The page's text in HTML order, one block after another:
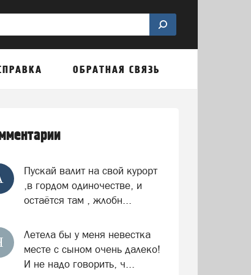
ОБРАТНАЯ СВЯЗЬ
Пускай валит на свой курорт
,в гордом одиночестве, и
остаётся там , жлобн...
Летела бы у меня невестка
месте с сыном очень далеко!
И не надо говорить, ч...